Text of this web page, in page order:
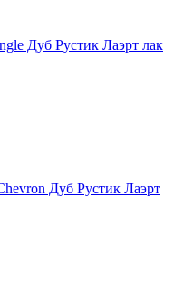
Дуб Рустик Лаэрт лак
Дуб Рустик Лаэрт